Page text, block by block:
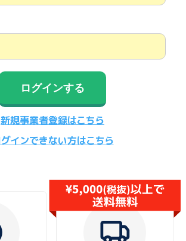
ログインする
新規事業者登録はこちら
インできない方はこちら